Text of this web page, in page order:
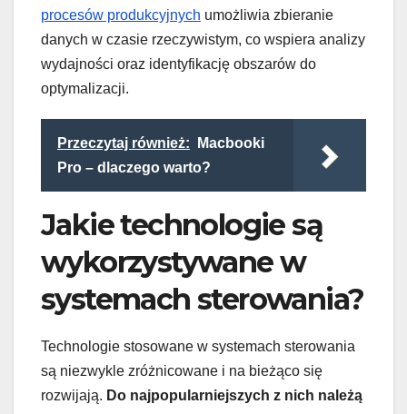
procesów produkcyjnych umożliwia zbieranie
danych w czasie rzeczywistym, co wspiera analizy
wydajności oraz identyfikację obszarów do
optymalizacji.
Przeczytaj również:
Macbooki
Pro – dlaczego warto?
Jakie technologie są
wykorzystywane w
systemach sterowania?
Technologie stosowane w systemach sterowania
są niezwykle zróżnicowane i na bieżąco się
rozwijają. Do najpopularniejszych z nich należą